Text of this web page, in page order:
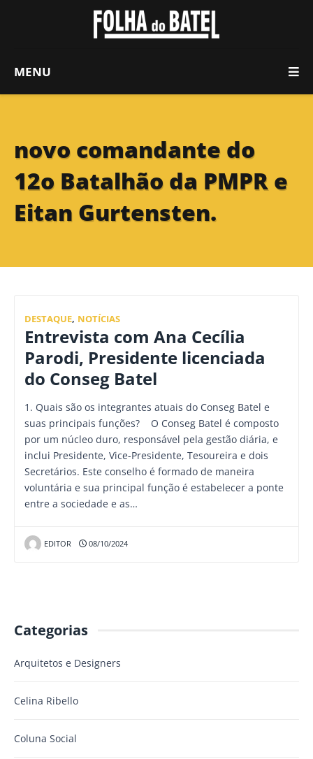
MENU
novo comandante do
12o Batalhão da PMPR e
Eitan Gurtensten.
DESTAQUE, NOTÍCIAS
Entrevista com Ana Cecília
Parodi, Presidente licenciada
do Conseg Batel
1. Quais são os integrantes atuais do Conseg Batel e
suas principais funções? O Conseg Batel é composto
por um núcleo duro, responsável pela gestão diária, e
inclui Presidente, Vice-Presidente, Tesoureira e dois
Secretários. Este conselho é formado de maneira
voluntária e sua principal função é estabelecer a ponte
entre a sociedade e as…
EDITOR 08/10/2024
Categorias
Arquitetos e Designers
Celina Ribello
Coluna Social